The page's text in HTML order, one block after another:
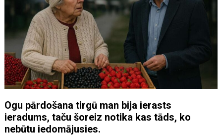
Ogu pārdošana tirgū man bija ierasts
ieradums, taču šoreiz notika kas tāds, ko
nebūtu iedomājusies.